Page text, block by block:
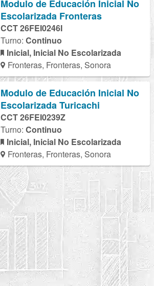
Modulo de Educación Inicial No
Escolarizada Fronteras
CCT 26FEI0246I
Turno: Continuo
Inicial, Inicial No Escolarizada
Fronteras, Fronteras, Sonora
Modulo de Educación Inicial No
Escolarizada Turicachi
CCT 26FEI0239Z
Turno: Continuo
Inicial, Inicial No Escolarizada
Fronteras, Fronteras, Sonora